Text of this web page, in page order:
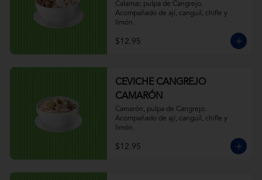
Calamar, pulpa de Cangrejo.
Acompañado de ají, canguil, chifle y
limón.
$12.95
CEVICHE CANGREJO
CAMARÓN
Camarón, pulpa de Cangrejo.
Acompañado de ají, canguil, chifle y
limón.
$12.95